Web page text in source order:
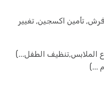
تأمين اكسجين, تغيير
الملابس,تنظيف الطفل...)
...)